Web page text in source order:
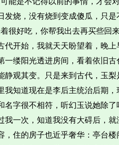
烧，没有烧到变成傻瓜，只是
很好吃，你帮我出去再买些回
代开始，我就天天盼望着，晚
缕阳光透进房间，看着依旧
静观其变。只是来到古代，玉
我知道现在是李后主统治后期
字很不相符，听幻玉说她除
一次，知道我没有大碍后，
住的房子也近乎奢华：亭台